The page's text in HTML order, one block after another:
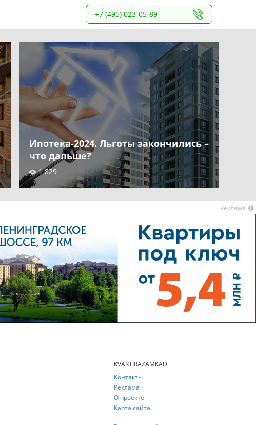
+7 (495) 023-05-89
Ипотека-2024. Льготы закончились –
что дальше?
1 829
Реклама
KVARTIRAZAMKAD
Контакты
Реклама
О проекте
Карта сайта